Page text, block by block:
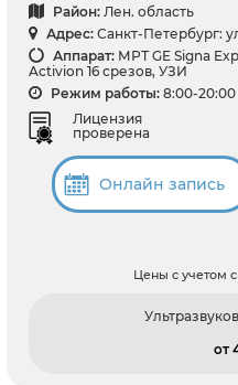
Район: Лен. область
Адрес: Санкт-Петербург:
Аппарат: МРТ GE Signa
Activion 16 срезов, УЗИ
Режим работы: 8:00-20:00
Лицензия
проверена
Онлайн запись
Цены с учетом
от